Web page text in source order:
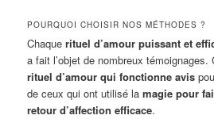
POURQUOI CHOISIR NOS MÉTHODES ?
Chaquerituel d’amour puissant et
a fait l’objet de nombreux
rituel d’amour qui fonctionne avis
de ceux qui ont utilisé lamagie pour
retour d’affection efficace.